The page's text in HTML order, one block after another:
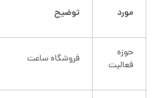
مورد توضیح
حوزه
فعالیت
فروشگاه ساعت